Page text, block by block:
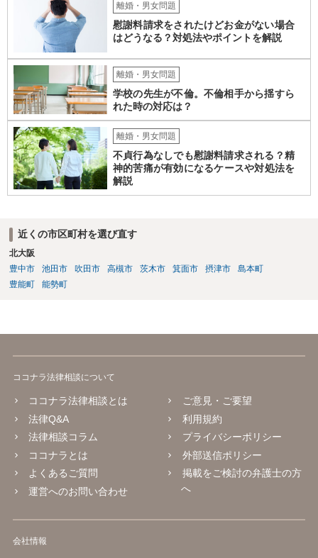
離婚・男女問題
慰謝料請求をされたけどお金がない場合
はどうなる？対処法やポイントを解説
離婚・男女問題
学校の先生が不倫。不倫相手から揺すら
れた時の対応は？
離婚・男女問題
不貞行為なしでも慰謝料請求される？精
神的苦痛が有効になるケースや対処法を
解説
近くの市区町村を選び直す
北大阪
豊中市
池田市 吹田市 高槻市 茨木市 箕面市 摂津市
島本町
豊能町
能勢町
ココナラ法律相談について
ココナラ法律相談とは
法律Q&A
法律相談コラム
ココナラとは
よくあるご質問
運営へのお問い合わせ
ご意見・ご要望
利用規約
プライバシーポリシー
外部送信ポリシー
掲載をご検討の弁護士の方
へ
会社情報